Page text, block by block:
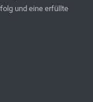
und eine erfüllte